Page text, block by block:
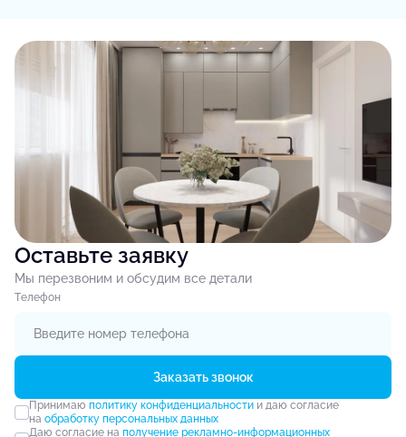
Оставьте заявку
Мы перезвоним и обсудим все детали
Tелефон
Заказать звонок
Принимаю политику конфиденциальностии даю согласие
на обработку персональных данных
Даю согласие на получение рекламно-информационных